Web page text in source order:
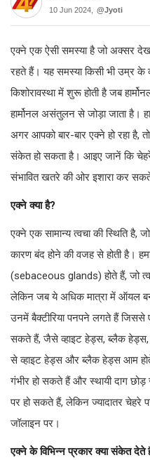
10 Jun 2024, @Jyoti
एक्ने एक ऐसी समस्या है जो अक्सर
रहते हैं। यह समस्या किसी भी उम्र के
किशोरावस्था में शुरू होती है जब
हार्मोनल असंतुलन से जोड़ा जाता है।
अगर आपको बार-बार एक्ने हो रहा है,
संकेत हो सकता है। आइए जानें कि चेहरे
संभावित खतरे की ओर इशारा कर
एक्ने क्या है?
एक्ने एक सामान्य त्वचा की स्थिति
कारण बंद होने की वजह से होती है।
(sebaceous glands) होते हैं, जो
लेकिन जब ये अधिक मात्रा में ऑयल
उनमें बैक्टीरिया पनपने लगते हैं जिससे
सकते हैं, जैसे व्हाइट हेड्स, ब्लैक
से व्हाइट हेड्स और ब्लैक हेड्स आम
गंभीर हो सकते हैं और स्थायी दाग
पर हो सकते हैं, लेकिन ज्यादातर चेहरे
जॉलाइन पर।
एक्ने के विभिन्न प्रकार क्या संकेत देते